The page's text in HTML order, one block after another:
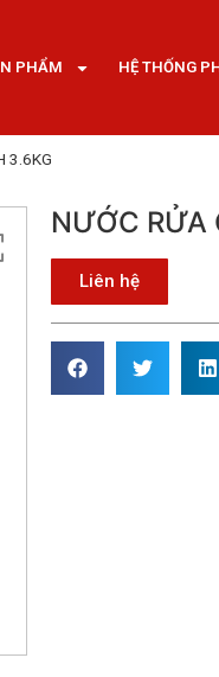
PHẨM HỆ THỐNG
3.6KG
NƯỚC RỬA
Liên hệ